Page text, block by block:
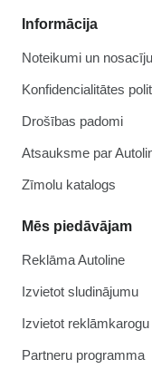
Informācija
Noteikumi un
Konfidencialitātes
Drošības padomi
Atsauksme par
Zīmolu katalogs
Mēs piedāvājam
Reklāma Autoline
Izvietot sludinājumu
Izvietot reklāmkarogu
Partneru programma